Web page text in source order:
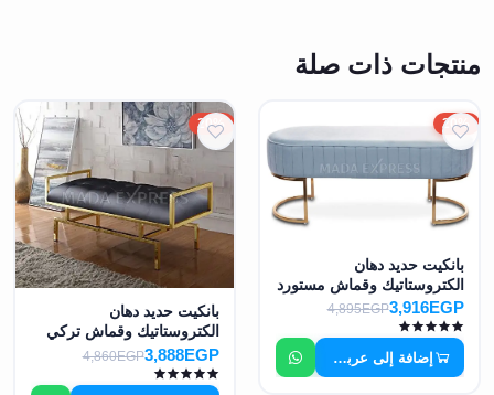
منتجات ذات صلة
20%
بانكيت حديد دهان
الكتروستاتيك وقماش مستورد
MS-7371
3,916EGP
4,895EGP
إضافة إلى عربة التسوق
20%
بانكيت حديد دهان
الكتروستاتيك وقماش تركي
مستورد MS-7372
3,888EGP
4,860EGP